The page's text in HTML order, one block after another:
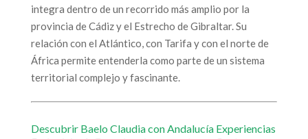
integra dentro de un recorrido más amplio por la
provincia de Cádiz y el Estrecho de Gibraltar. Su
relación con el Atlántico, con Tarifa y con el norte de
África permite entenderla como parte de un sistema
territorial complejo y fascinante.
Descubrir Baelo Claudia con Andalucía Experiencias